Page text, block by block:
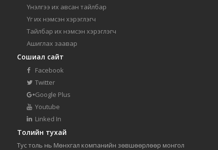
Үнэлгээ их авсан тайлбар
Үг их нэмсэн хэрэглэгч
Тайлбар их нэмсэн хэрэглэгч
Ашиглах заавар
Сошиал сайт
Facebook
Twitter
Google Plus
Youtube
Linked In
Толийн тухай
Тус толь нь Мөнхгал компанийн зөвшөөрлөөр монгол